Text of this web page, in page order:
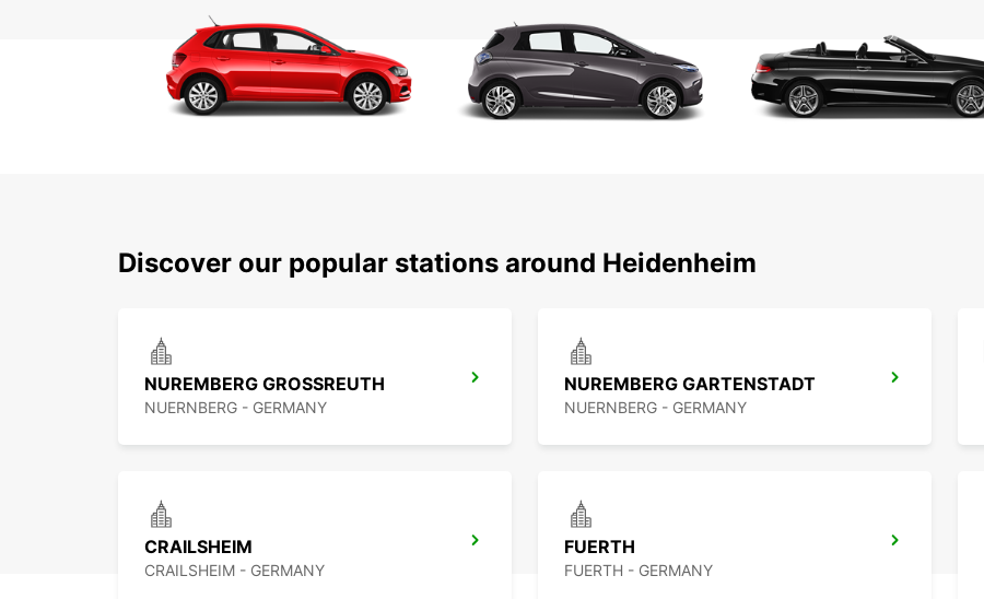
Discover our popular stations around Heidenheim
NUREMBERG GROSSREUTH
NUERNBERG - GERMANY
NUREMBERG GARTENSTADT
NUERNBERG - GERMANY
CRAILSHEIM
CRAILSHEIM - GERMANY
FUERTH
FUERTH - GERMANY